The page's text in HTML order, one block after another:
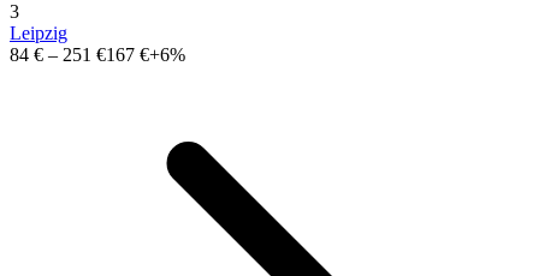
3
Leipzig
84 € – 251 €167 €+6%